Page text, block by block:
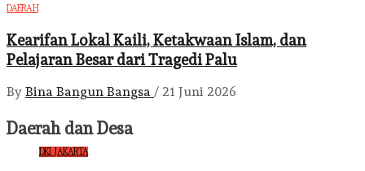
DAERAH
Kearifan Lokal Kaili, Ketakwaan Islam, dan
Pelajaran Besar dari Tragedi Palu
By Bina Bangun Bangsa / 21 Juni 2026
Daerah dan Desa
DKI JAKARTA